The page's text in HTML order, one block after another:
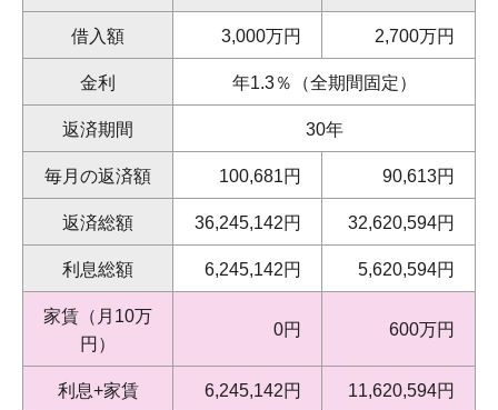
借入額 3,000万円 2,700万円
金利 年1.3％（全期間固定）
返済期間 30年
毎月の返済額 100,681円 90,613円
返済総額 36,245,142円 32,620,594円
利息総額 6,245,142円 5,620,594円
家賃（月10万
円）
0円 600万円
利息+家賃 6,245,142円 11,620,594円